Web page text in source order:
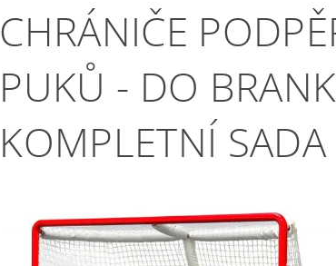
CHRÁNIČE
PUKŮ - DO
KOMPLETNÍ SADA